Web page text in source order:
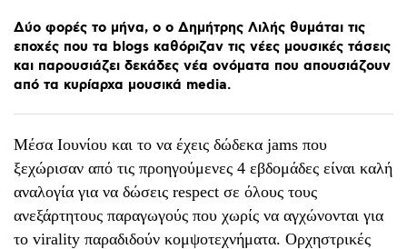
Δύο φορές το μήνα, ο ο Δημήτρης Λιλής θυμάται τις
εποχές που τα blogs καθόριζαν τις νέες μουσικές τάσεις
και παρουσιάζει δεκάδες νέα ονόματα που απουσιάζουν
από τα κυρίαρχα μουσικά media.
Μέσα Ιουνίου και το να έχεις δώδεκα jams που
ξεχώρισαν από τις προηγούμενες 4 εβδομάδες είναι καλή
αναλογία για να δώσεις respect σε όλους τους
ανεξάρτητους παραγωγούς που χωρίς να αγχώνονται για
το virality παραδιδούν κομψοτεχνήματα. Ορχηστρικές